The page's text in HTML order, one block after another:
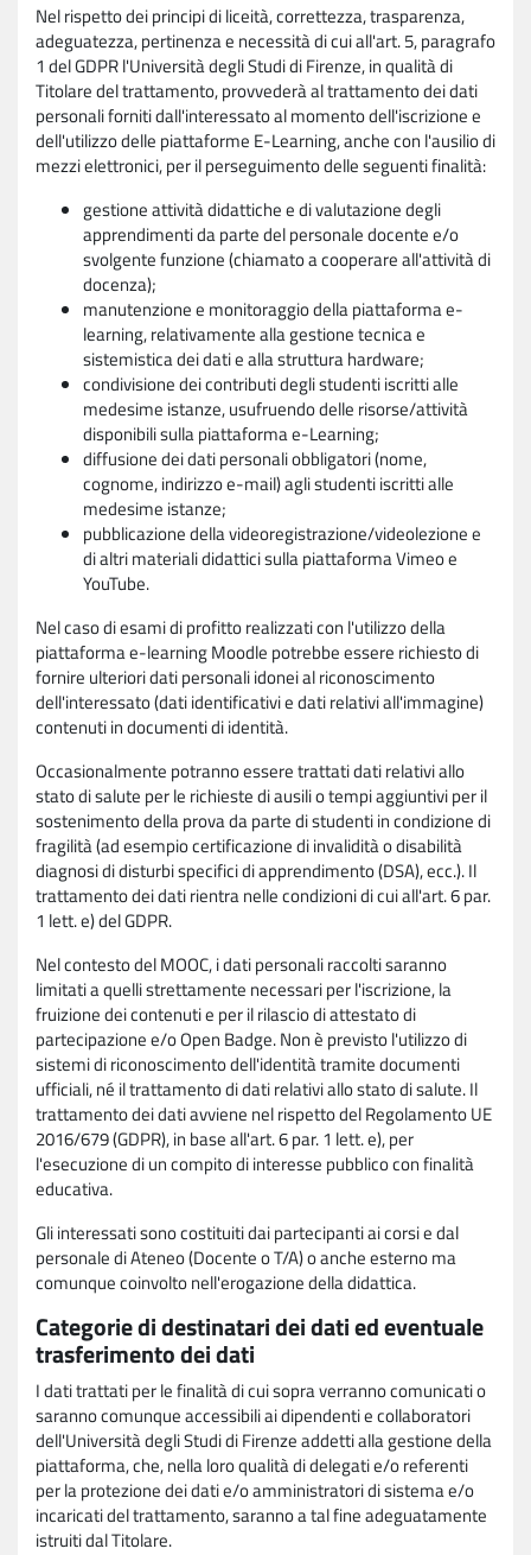
Nel rispetto dei principi di liceità, correttezza, trasparenza,
adeguatezza, pertinenza e necessità di cui all'art. 5, paragrafo
1 del GDPR l'Università degli Studi di Firenze, in qualità di
Titolare del trattamento, provvederà al trattamento dei dati
personali forniti dall'interessato al momento dell'iscrizione e
dell'utilizzo delle piattaforme E-Learning, anche con l'ausilio di
mezzi elettronici, per il perseguimento delle seguenti finalità:
gestione attività didattiche e di valutazione degli
apprendimenti da parte del personale docente e/o
svolgente funzione (chiamato a cooperare all'attività di
docenza);
manutenzione e monitoraggio della piattaforma e-
learning, relativamente alla gestione tecnica e
sistemistica dei dati e alla struttura hardware;
condivisione dei contributi degli studenti iscritti alle
medesime istanze, usufruendo delle risorse/attività
disponibili sulla piattaforma e-Learning;
diffusione dei dati personali obbligatori (nome,
cognome, indirizzo e-mail) agli studenti iscritti alle
medesime istanze;
pubblicazione della videoregistrazione/videolezione e
di altri materiali didattici sulla piattaforma Vimeo e
YouTube.
Nel caso di esami di profitto realizzati con l'utilizzo della
piattaforma e-learning Moodle potrebbe essere richiesto di
fornire ulteriori dati personali idonei al riconoscimento
dell'interessato (dati identificativi e dati relativi all'immagine)
contenuti in documenti di identità.
Occasionalmente potranno essere trattati dati relativi allo
stato di salute per le richieste di ausili o tempi aggiuntivi per il
sostenimento della prova da parte di studenti in condizione di
fragilità (ad esempio certificazione di invalidità o disabilità
diagnosi di disturbi specifici di apprendimento (DSA), ecc.). Il
trattamento dei dati rientra nelle condizioni di cui all'art. 6 par.
1 lett. e) del GDPR.
Nel contesto del MOOC, i dati personali raccolti saranno
limitati a quelli strettamente necessari per l'iscrizione, la
fruizione dei contenuti e per il rilascio di attestato di
partecipazione e/o Open Badge. Non è previsto l'utilizzo di
sistemi di riconoscimento dell'identità tramite documenti
ufficiali, né il trattamento di dati relativi allo stato di salute. Il
trattamento dei dati avviene nel rispetto del Regolamento UE
2016/679 (GDPR), in base all'art. 6 par. 1 lett. e), per
l'esecuzione di un compito di interesse pubblico con finalità
educativa.
Gli interessati sono costituiti dai partecipanti ai corsi e dal
personale di Ateneo (Docente o T/A) o anche esterno ma
comunque coinvolto nell'erogazione della didattica.
Categorie di destinatari dei dati ed eventuale
trasferimento dei dati
I dati trattati per le finalità di cui sopra verranno comunicati o
saranno comunque accessibili ai dipendenti e collaboratori
dell'Università degli Studi di Firenze addetti alla gestione della
piattaforma, che, nella loro qualità di delegati e/o referenti
per la protezione dei dati e/o amministratori di sistema e/o
incaricati del trattamento, saranno a tal fine adeguatamente
istruiti dal Titolare.